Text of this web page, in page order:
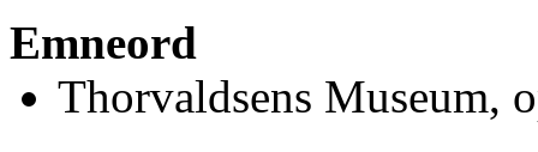
Emneord
Thorvaldsens Museum,